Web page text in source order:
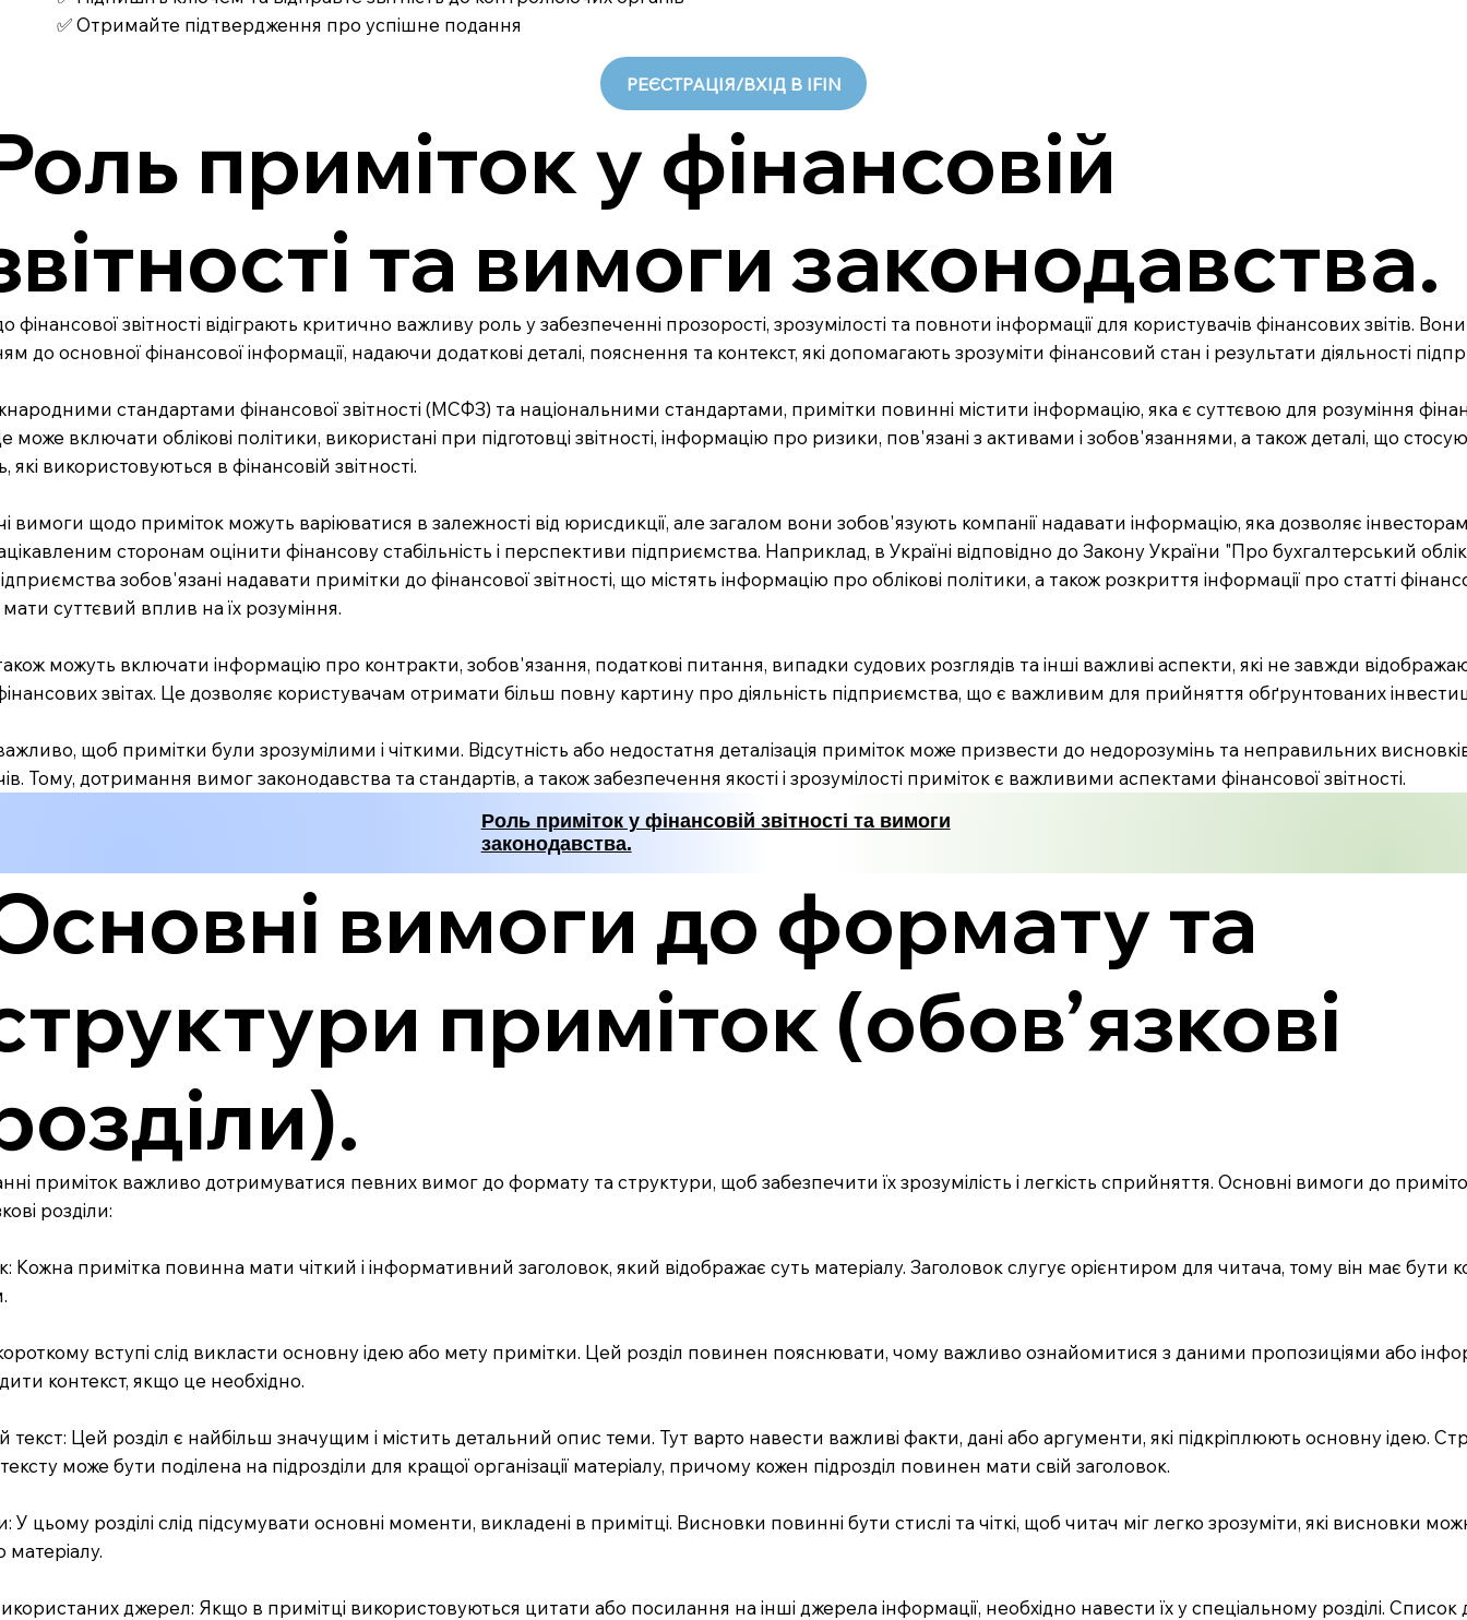
✅ Отримайте підтвердження про успішне подання
РЕЄСТРАЦІЯ/ВХІД В IFIN
приміток у фінансовій
та вимоги законодавства.
фінансової звітності відіграють критично важливу роль у забезпеченні прозорості, зрозумілості та повноти інформації для користувачів фінансових звітів.
до основної фінансової інформації, надаючи додаткові деталі, пояснення та контекст, які допомагають зрозуміти фінансовий стан і результати діяльності
стандартами фінансової звітності (МСФЗ) та національними стандартами, примітки повинні містити інформацію, яка є суттєвою для розуміння
може включати облікові політики, використані при підготовці звітності, інформацію про ризики, пов'язані з активами і зобов'язаннями, а також деталі, що
використовуються в фінансовій звітності.
вимоги щодо приміток можуть варіюватися в залежності від юрисдикції, але загалом вони зобов'язують компанії надавати інформацію, яка дозволяє
сторонам оцінити фінансову стабільність і перспективи підприємства. Наприклад, в Україні відповідно до Закону України "Про бухгалтерський
зобов'язані надавати примітки до фінансової звітності, що містять інформацію про облікові політики, а також розкриття інформації про статті
суттєвий вплив на їх розуміння.
можуть включати інформацію про контракти, зобов'язання, податкові питання, випадки судових розглядів та інші важливі аспекти, які не завжди
звітах. Це дозволяє користувачам отримати більш повну картину про діяльність підприємства, що є важливим для прийняття обґрунтованих
щоб примітки були зрозумілими і чіткими. Відсутність або недостатня деталізація приміток може призвести до недорозумінь та неправильних
Тому, дотримання вимог законодавства та стандартів, а також забезпечення якості і зрозумілості приміток є важливими аспектами фінансової звітності.
Роль приміток у фінансовій звітності та вимоги
законодавства.
вимоги до формату та
приміток (обов’язкові
приміток важливо дотримуватися певних вимог до формату та структури, щоб забезпечити їх зрозумілість і легкість сприйняття. Основні вимоги до
розділи:
Кожна примітка повинна мати чіткий і інформативний заголовок, який відображає суть матеріалу. Заголовок слугує орієнтиром для читача, тому він має бути
вступі слід викласти основну ідею або мету примітки. Цей розділ повинен пояснювати, чому важливо ознайомитися з даними пропозиціями або
контекст, якщо це необхідно.
текст: Цей розділ є найбільш значущим і містить детальний опис теми. Тут варто навести важливі факти, дані або аргументи, які підкріплюють основну ідею.
може бути поділена на підрозділи для кращої організації матеріалу, причому кожен підрозділ повинен мати свій заголовок.
У цьому розділі слід підсумувати основні моменти, викладені в примітці. Висновки повинні бути стислі та чіткі, щоб читач міг легко зрозуміти, які висновки
джерел: Якщо в примітці використовуються цитати або посилання на інші джерела інформації, необхідно навести їх у спеціальному розділі.